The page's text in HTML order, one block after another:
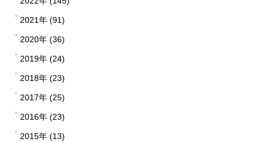
2021年 (91)
2020年 (36)
2019年 (24)
2018年 (23)
2017年 (25)
2016年 (23)
2015年 (13)